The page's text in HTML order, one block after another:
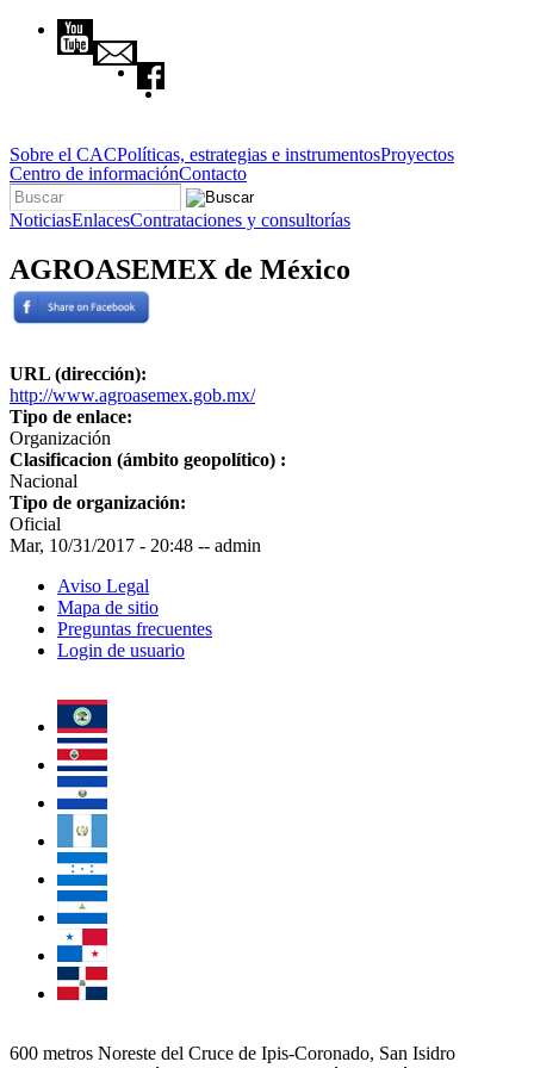
Pasar al contenido principal
Sobre el CACPolíticas, estrategias e instrumentosProyectos
Centro de informaciónContacto
Formulario de búsqueda
Buscar
NoticiasEnlacesContrataciones y consultorías
AGROASEMEX de México
URL (dirección):
http://www.agroasemex.gob.mx/
Tipo de enlace:
Organización
Clasificacion (ámbito geopolítico) :
Nacional
Tipo de organización:
Oficial
Mar, 10/31/2017 - 20:48 -- admin
Aviso Legal
Mapa de sitio
Preguntas frecuentes
Login de usuario
600 metros Noreste del Cruce de Ipis-Coronado, San Isidro